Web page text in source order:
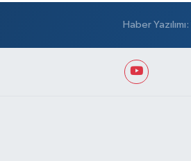
Haber Yazılımı: